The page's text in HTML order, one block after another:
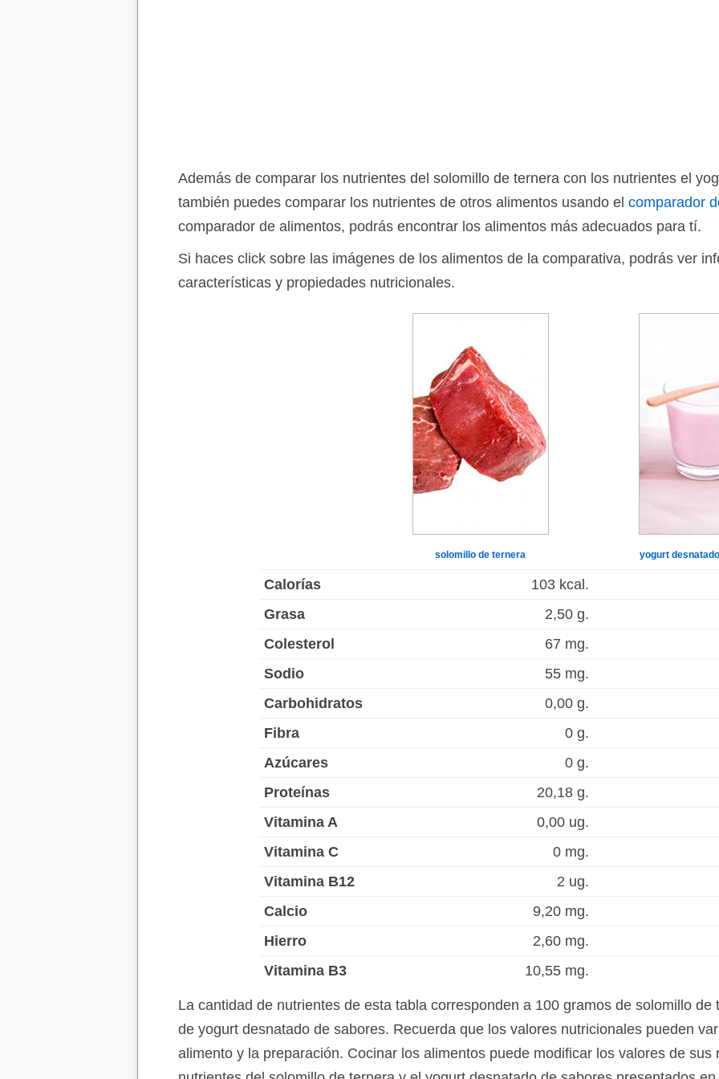
Además de comparar los nutrientes del solomillo de ternera con los nutrientes el
también puedes comparar los nutrientes de otros alimentos usando el comparador
comparador de alimentos, podrás encontrar los alimentos más adecuados para tí.
Si haces click sobre las imágenes de los alimentos de la comparativa, podrás ver
características y propiedades nutricionales.
solomillo de ternera yogurt
Calorías
103 kcal.
Grasa
2,50 g.
Colesterol
67 mg.
Sodio
55 mg.
Carbohidratos
0,00 g.
Fibra
0 g.
Azúcares
0 g.
Proteínas
20,18 g.
Vitamina A
0,00 ug.
Vitamina C
0 mg.
Vitamina B12
2 ug.
Calcio
9,20 mg.
Hierro
2,60 mg.
Vitamina B3
10,55 mg.
La cantidad de nutrientes de esta tabla corresponden a 100 gramos de solomillo de
de yogurt desnatado de sabores. Recuerda que los valores nutricionales pueden
alimento y la preparación. Cocinar los alimentos puede modificar los valores de sus